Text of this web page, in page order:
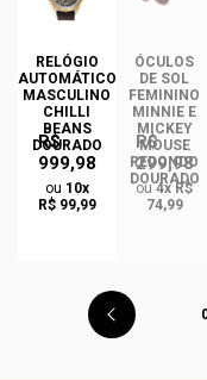
RELÓGIO
AUTOMÁTICO
MASCULINO
CHILLI
BEANS
DOURADO
R$
999,98
ou 10x
R$ 99,99
ÓCULOS
DE SOL
FEMININO
MINNIE E
MICKEY
MOUSE
REDONDO
DOURADO
R$
299,98
ou4x R$
74,99